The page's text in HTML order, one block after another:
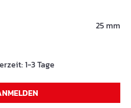
25 mm
1-3 Tage